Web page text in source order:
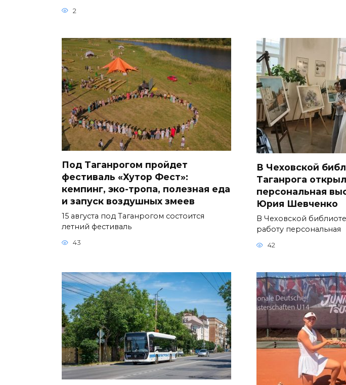
2
Под Таганрогом пройдет
фестиваль «Хутор Фест»:
кемпинг, эко-тропа, полезная еда
и запуск воздушных змеев
15 августа под Таганрогом состоится
летний фестиваль
43
В Чеховской
Таганрога
персональная
Юрия Шевченко
В Чеховской
работу персональная
42